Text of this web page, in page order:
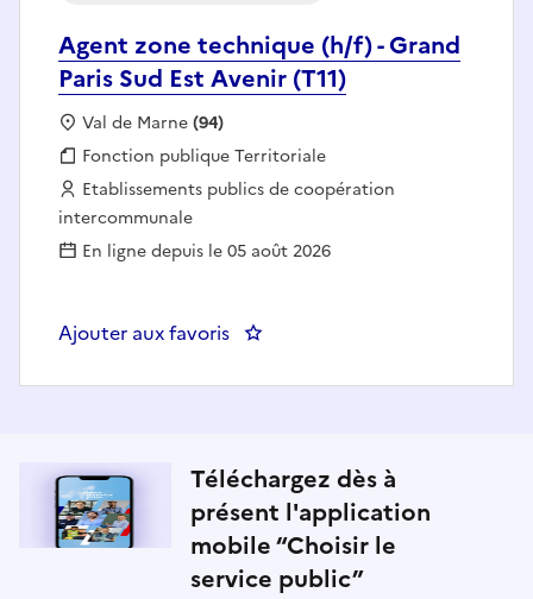
Agent zone technique (h/f) - Grand
Paris Sud Est Avenir (T11)
Localisation :
Val de Marne(94)
Fonction publique :
Fonction publique Territoriale
Employeur :
Etablissements publics de coopération
intercommunale
En ligne depuis le 05 août 2026
Ajouter aux favoris : Agent zone technique (h/f) -
Téléchargez dès à
présent l'application
mobile “Choisir le
service public”